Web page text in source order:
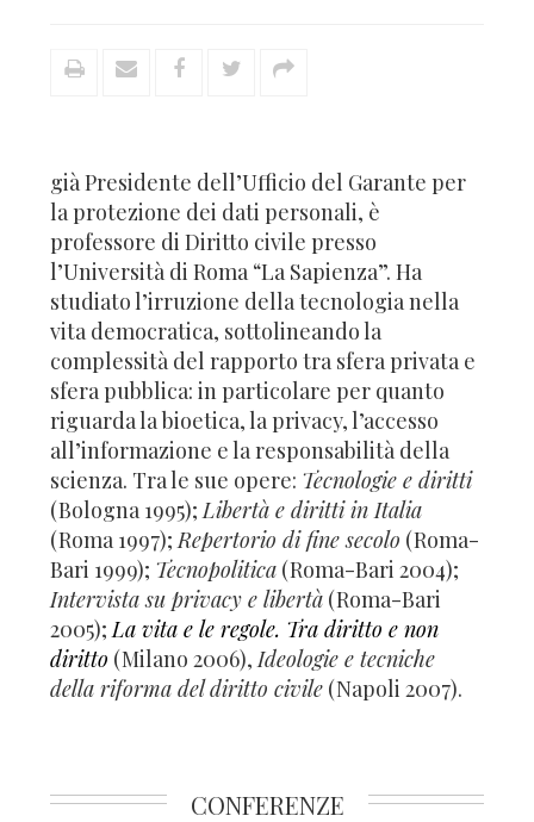
giàPresidente dell’Ufficio del Garante per
la protezione dei dati personali, è
professore di Diritto civile presso
l’Università di Roma “La Sapienza”. Ha
studiato l’irruzione della tecnologia nella
vita democratica, sottolineando la
complessità del rapporto tra sfera privata e
sfera pubblica: in particolare per quanto
riguarda la bioetica, la privacy, l’accesso
all’informazione e la responsabilità della
scienza. Tra le sue opere: Tecnologie e diritti
(Bologna 1995);Libertà e diritti in Italia
(Roma 1997);Repertorio di fine secolo (Roma-
Bari 1999); Tecnopolitica (Roma-Bari 2004);
Intervista su privacy e libertà (Roma-Bari
2005);La vita e le regole. Tra diritto e non
diritto (Milano 2006),Ideologie e tecniche
della riforma del diritto civile (Napoli 2007).
CONFERENZE